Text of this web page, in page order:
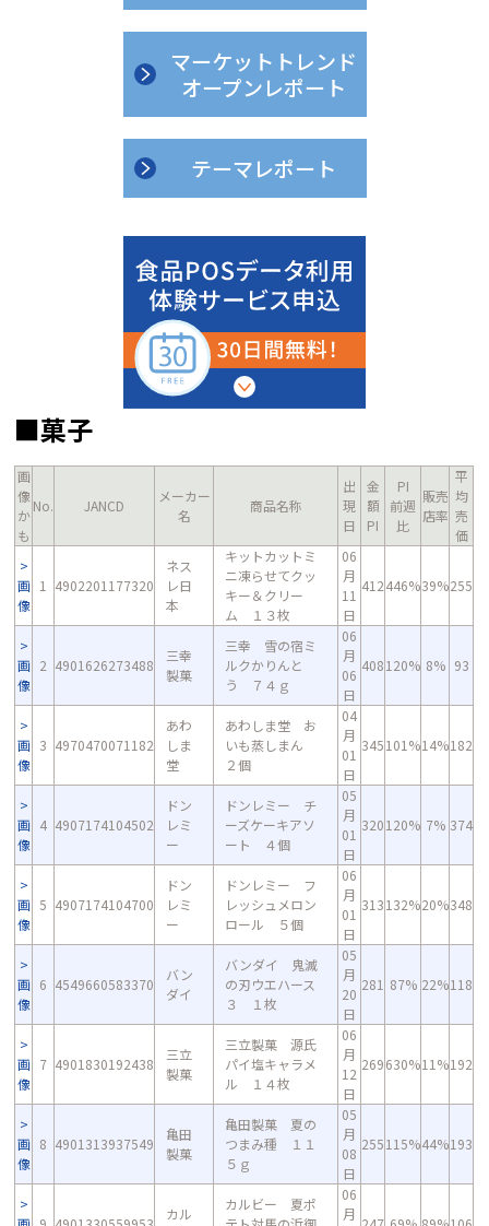
マーケットトレンド
オープンレポート
テーマレポート
■菓子
画
像
か
も
No. JANCD
メーカー
名
商品名称
出
現
日
金
額
PI
PI
前週
比
販売
店率
平
均
売
価
画
像
1 4902201177320
ネス
レ日
本
キットカットミ
ニ凍らせてクッ
キー＆クリー
ム １３枚
06
月
11
日
412446%39%255
画
像
2 4901626273488
三幸
製菓
三幸 雪の宿ミ
ルクかりんと
う ７４ｇ
06
月
06
日
408120% 8% 93
画
像
3 4970470071182
あわ
しま
堂
あわしま堂 お
いも蒸しまん
２個
04
月
01
日
345101%14%182
画
像
4 4907174104502
ドン
レミ
ー
ドンレミー チ
ーズケーキアソ
ート ４個
05
月
01
日
320120% 7% 374
画
像
5 4907174104700
ドン
レミ
ー
ドンレミー フ
レッシュメロン
ロール ５個
06
月
01
日
313132%20%348
画
像
6 4549660583370
バン
ダイ
バンダイ 鬼滅
の刃ウエハース
３ １枚
05
月
20
日
281 87% 22%118
画
像
7 4901830192438
三立
製菓
三立製菓 源氏
パイ塩キャラメ
ル １４枚
06
月
12
日
269630%11%192
画
像
8 4901313937549
亀田
製菓
亀田製菓 夏の
つまみ種 １１
５ｇ
05
月
08
日
255115%44%193
カル
カルビー 夏ポ
06
月